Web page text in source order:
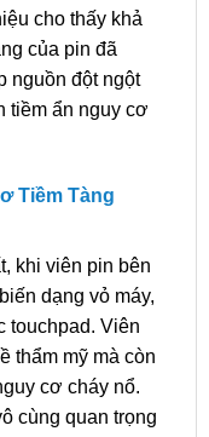
cho thấy khả
của pin đã
nguồn đột ngột
tiềm ẩn nguy cơ
Tiềm Tàng
khi viên pin bên
dạng vỏ máy,
touchpad. Viên
thẩm mỹ mà còn
cơ cháy nổ.
cùng quan trọng